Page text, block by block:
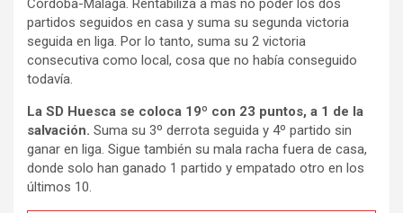
Córdoba-Málaga. Rentabiliza a más no poder los dos
partidos seguidos en casa y suma su segunda victoria
seguida en liga. Por lo tanto, suma su 2 victoria
consecutiva como local, cosa que no había conseguido
todavía.
La SD Huesca se coloca 19º con 23 puntos, a 1 de la
salvación. Suma su 3º derrota seguida y 4º partido sin
ganar en liga. Sigue también su mala racha fuera de casa,
donde solo han ganado 1 partido y empatado otro en los
últimos 10.